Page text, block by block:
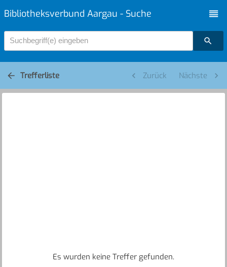
Bibliotheksverbund Aargau - Suche
Suchbegriff(e) eingeben
Trefferliste Zurück Nächste
Es wurden keine Treffer gefunden.